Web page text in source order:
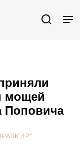
мощей
Поповича